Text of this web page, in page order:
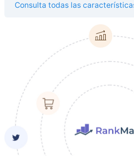
Consulta todas las